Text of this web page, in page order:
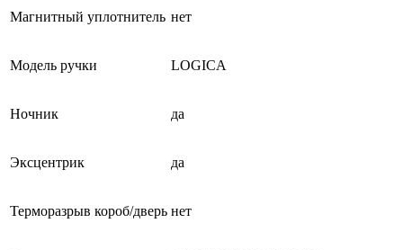
Магнитный уплотнитель нет
Модель ручки LOGICA
Ночник да
Эксцентрик да
Терморазрыв короб/дверь нет